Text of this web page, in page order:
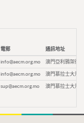
電郵 通訊地址
info@aecm.org.mo 澳門亞利鴉架街9
info@aecm.org.mo 澳門慕拉士大馬
sup@aecm.org.mo 澳門慕拉士大馬